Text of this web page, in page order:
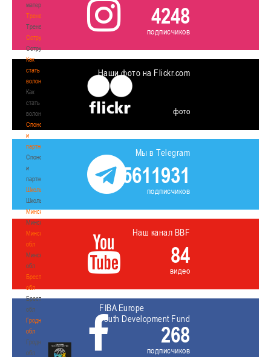
материалы
Тренерам
Тренерам
Сотрудничество
Сотрудничество
Как
стать
волонтером
Как
стать
волонтером
Спонсоры
и
партнеры
Спонсоры
и
партнеры
Школы
Школы
Минск
Минск
Минская
обл
Минская
обл
Брестская
обл
Брестская
обл
Гродненская
обл
Гродненская
обл
4248
подписчиков
Наши фото на Flickr.com
фото
Мы в Telegram
5611931
подписчиков
Наш канал BBF
84
видео
FIBA Europe
Youth Development Fund
268
подписчиков